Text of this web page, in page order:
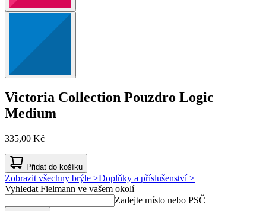
Victoria Collection Pouzdro Logic
Medium
335,00 Kč
Přidat do košíku
Zobrazit všechny brýle >Doplňky a příslušenství >
Vyhledat Fielmann ve vašem okolí
Zadejte místo nebo PSČ